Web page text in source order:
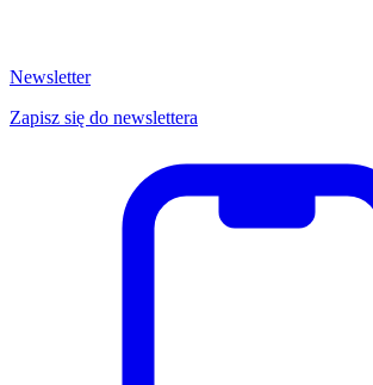
Newsletter
Zapisz się do newslettera